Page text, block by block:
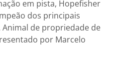
em pista, Hopefisher
dos principais
Animal de propriedade de
por Marcelo